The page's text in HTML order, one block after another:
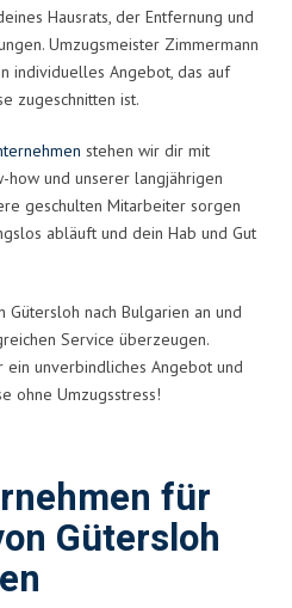
Hausrats, der Entfernung und
Umzugsmeister Zimmermann
individuelles Angebot, das auf
zugeschnitten ist.
stehen wir dir mit
how und unserer langjährigen
geschulten Mitarbeiter sorgen
abläuft und dein Hab und Gut
Gütersloh nach Bulgarien an und
Service überzeugen.
ein unverbindliches Angebot und
ohne Umzugsstress!
für
Gütersloh